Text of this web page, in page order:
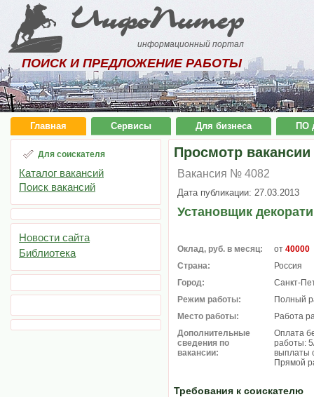
ИнфоПитер
информационный портал
ПОИСК И ПРЕДЛОЖЕНИЕ РАБОТЫ
Главная Сервисы Для бизнеса ПО
Для соискателя
Каталог вакансий
Поиск вакансий
Новости сайта
Библиотека
Просмотр вакансии
Вакансия № 4082
Дата публикации: 27.03.2013
Установщик
Оклад, руб. в месяц: от 40000
Страна:
Россия
Город:
Санкт-
Режим работы:
Полный
Место работы:
Работа
Дополнительные
сведения по
вакансии:
Оплата
работы:
выплаты
Прямой
Требования к соискателю